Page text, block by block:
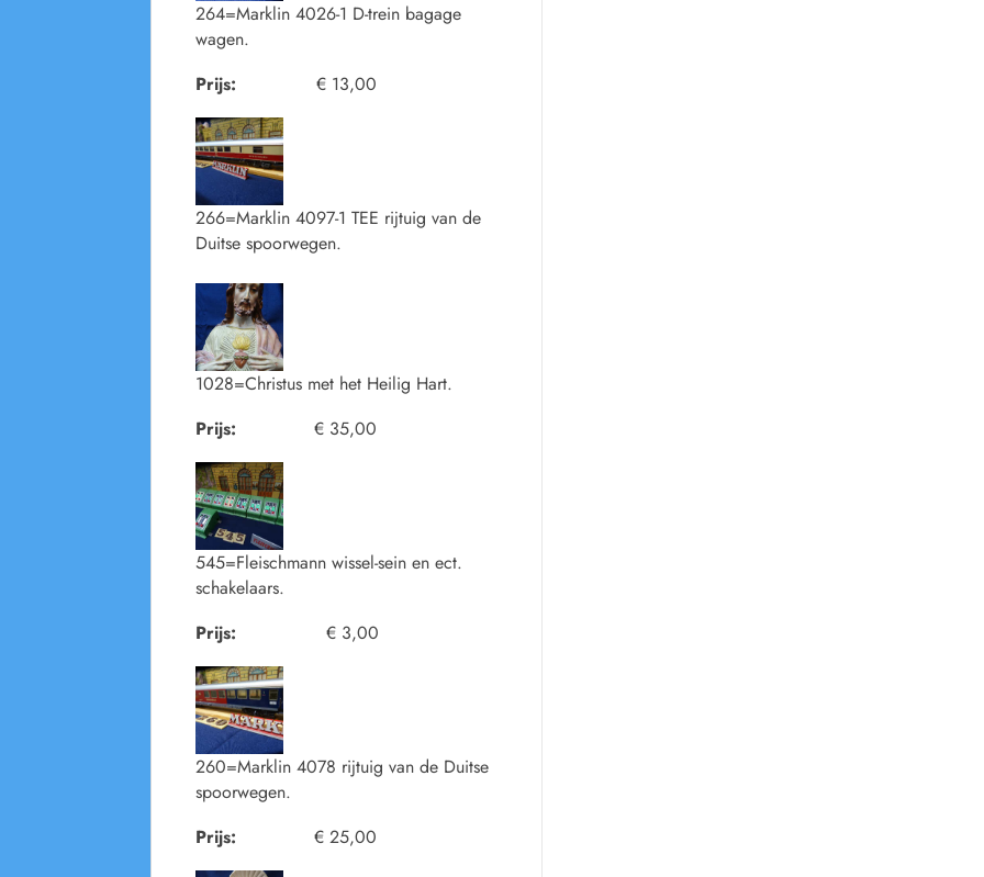
264=Marklin 4026-1 D-trein bagage
wagen.
Prijs:
€ 13,00
266=Marklin 4097-1 TEE rijtuig van de
Duitse spoorwegen.
1028=Christus met het Heilig Hart.
Prijs:
€ 35,00
545=Fleischmann wissel-sein en ect.
schakelaars.
Prijs:
€ 3,00
260=Marklin 4078 rijtuig van de Duitse
spoorwegen.
Prijs:
€ 25,00